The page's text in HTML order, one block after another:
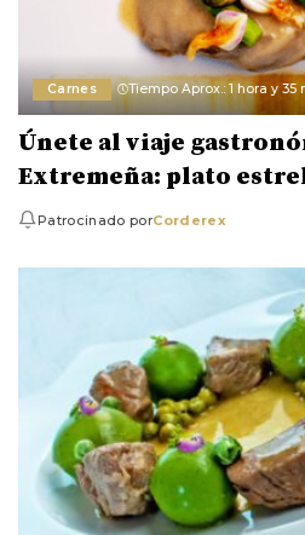
Carnes Tiempo Aprox.: 1 hora y 35
Únete al viaje
Extremeña: plato
Patrocinado porCorderex